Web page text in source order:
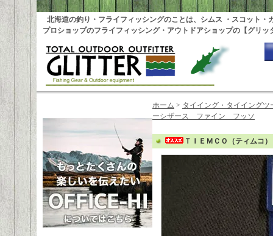
北海道の釣り・フライフィッシングのことは、シムス ・スコット・
プロショップのフライフィッシング・アウトドアショップの【グリッ
ホーム > タイイング・タイイングツ
ーシザース ファイン フッソ
ＴＩＥＭＣＯ（ティム